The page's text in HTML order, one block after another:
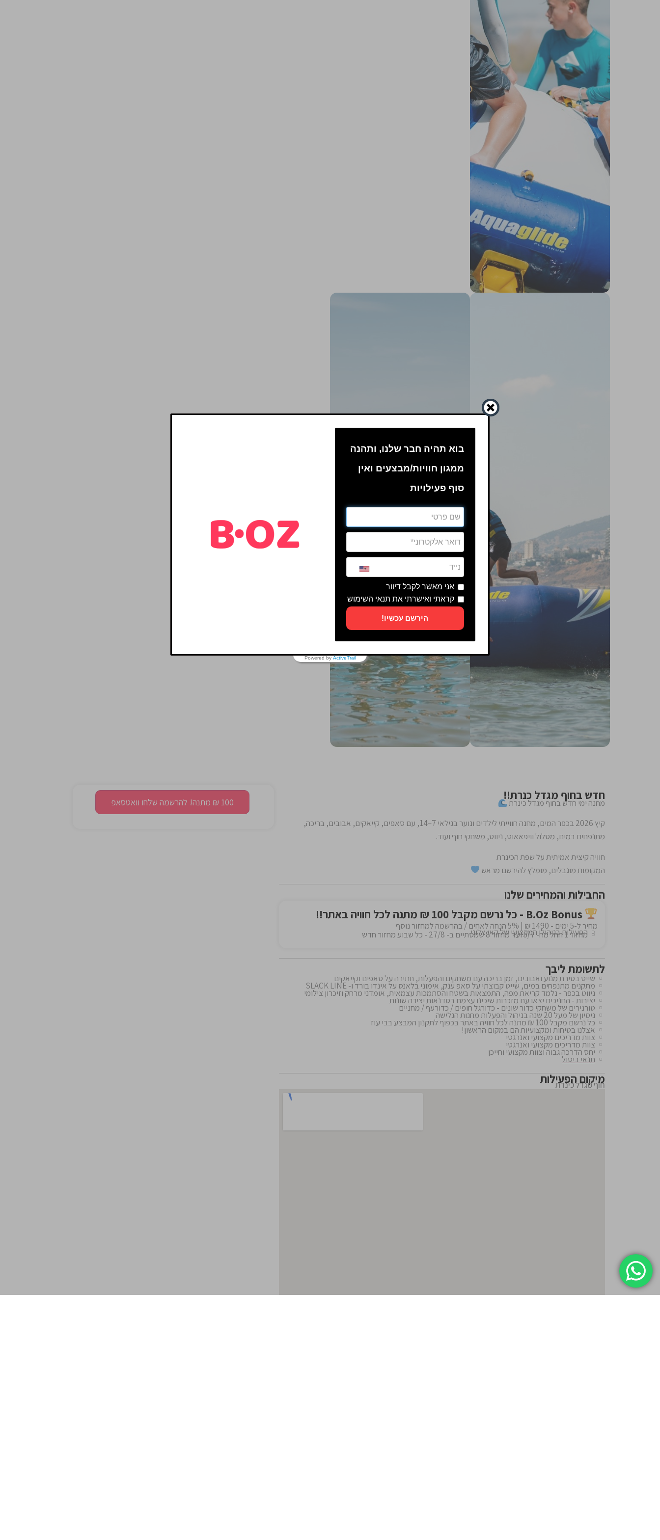
חדש בחוף מגדל כנרת!!
מחנה ימי חדש בחוף מגדל כינרת
קיץ 2026 בכפר המים, מחנה חווייתי לילדים ונוער בגילאי 7–14, עם סאפים, קייאקים, אבובים, בריכה,
מתנפחים במים, מסלול וויפאאוט, ניווט, משחקי חוף ועוד.
חוויה קיצית אמיתית על שפת הכינרת
המקומות מוגבלים, מומלץ להירשם מראש
החבילות והמחירים שלנו
B.Oz Bonus - כל נרשם מקבל 100 ₪ מתנה לכל חוויה באתר!!
מחיר ל-5 ימים - 1490 ₪ | 5% הנחה לאחים / בהרשמה למחזור נוסף
הפעילות בניהולו המקצועי של קאי אלוני
מחזור 1 החל מה- 5/7 ועד מחזור 8 שמסתיים ב- 27/8 - כל שבוע מחזור חדש
לתשומת ליבך
שייט בסירת מנוע ואבובים, זמן בריכה עם משחקים והפעלות, חתירה על סאפים וקייאקים
מתקנים מתנפחים במים, שייט קבוצתי על סאפ ענק, אימוני בלאנס על אינדו בורד ו- SLACK LINE
ניווט בכפר - נלמד קריאת מפה, התמצאות בשטח והסתמכות עצמאית, אומדני מרחק וזיכרון צילומי
יצירות - החניכים יצאו עם מזכרות שיכינו עצמם בסדנאות יצירה שונות
טורנירים של משחקי כדור שונים - כדורגל חופים / כדורעף / מחניים
ניסיון של מעל 20 שנה בניהול והפעלות מחנות הגלישה
כל נרשם מקבל 100 ₪ מתנה לכל חוויה באתר בכפוף לתקנון המבצע בבי עוז
אצלנו בטיחות ומקצועיות הם במקום הראשון!
צוות מדריכים מקצועי ואנרגטי
צוות מדריכים מקצועי ואנרגטי
יחס הדרכה גבוה וצוות מקצועי וחייכן
תנאי ביטול
מיקום הפעילות
חוף מגדל כינרת
100 ₪ מתנה! להרשמה שלחו וואטסאפ
בוא תהיה חבר שלנו, ותהנה
ממגון חוויות/מבצעים ואין
סוף פעילויות
אני מאשר לקבל דיוור
קראתי ואישרתי את תנאי השימוש
הירשם עכשיו!
Powered by ActiveTrail